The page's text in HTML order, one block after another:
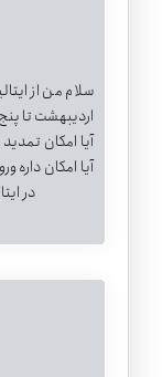
سلام من از
اردیبهشت تا
آیا امکان
آیا امکان داره
در